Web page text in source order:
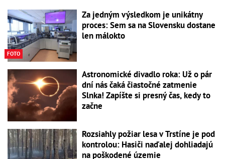
FOTO
Za jedným výsledkom je unikátny
proces: Sem sa na Slovensku dostane
len málokto
Astronomické divadlo roka: Už o pár
dní nás čaká čiastočné zatmenie
Slnka! Zapíšte si presný čas, kedy to
začne
Rozsiahly požiar lesa v Trstíne je pod
kontrolou: Hasiči naďalej dohliadajú
na poškodené územie